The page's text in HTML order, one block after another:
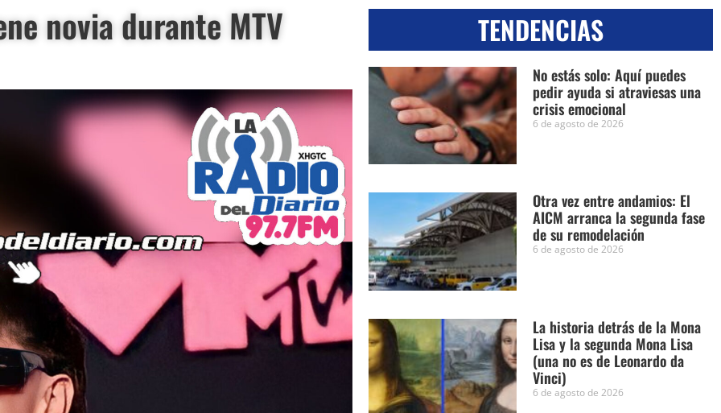
novia durante MTV TENDENCIAS
No estás solo: Aquí puedes
pedir ayuda si atraviesas una
crisis emocional
6 de agosto de 2026
Otra vez entre andamios: El
AICM arranca la segunda fase
de su remodelación
6 de agosto de 2026
La historia detrás de la Mona
Lisa y la segunda Mona Lisa
(una no es de Leonardo da
Vinci)
6 de agosto de 2026